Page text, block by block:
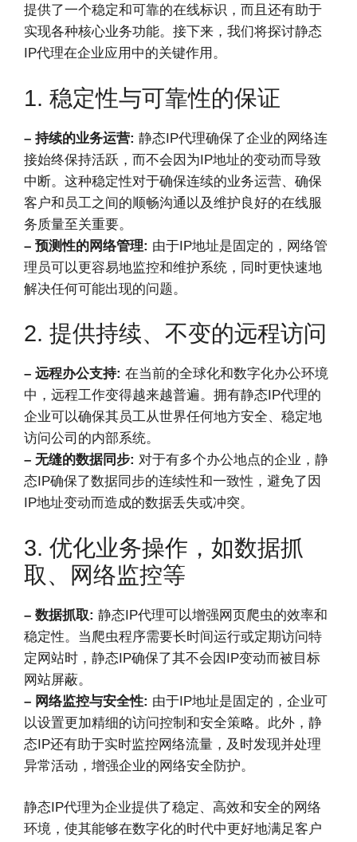
提供了一个稳定和可靠的在线标识，而且还有助于
实现各种核心业务功能。接下来，我们将探讨静态
IP代理在企业应用中的关键作用。
1. 稳定性与可靠性的保证
– 持续的业务运营: 静态IP代理确保了企业的网络连
接始终保持活跃，而不会因为IP地址的变动而导致
中断。这种稳定性对于确保连续的业务运营、确保
客户和员工之间的顺畅沟通以及维护良好的在线服
务质量至关重要。
– 预测性的网络管理: 由于IP地址是固定的，网络管
理员可以更容易地监控和维护系统，同时更快速地
解决任何可能出现的问题。
2. 提供持续、不变的远程访问
– 远程办公支持: 在当前的全球化和数字化办公环境
中，远程工作变得越来越普遍。拥有静态IP代理的
企业可以确保其员工从世界任何地方安全、稳定地
访问公司的内部系统。
– 无缝的数据同步: 对于有多个办公地点的企业，静
态IP确保了数据同步的连续性和一致性，避免了因
IP地址变动而造成的数据丢失或冲突。
3. 优化业务操作，如数据抓
取、网络监控等
– 数据抓取: 静态IP代理可以增强网页爬虫的效率和
稳定性。当爬虫程序需要长时间运行或定期访问特
定网站时，静态IP确保了其不会因IP变动而被目标
网站屏蔽。
– 网络监控与安全性: 由于IP地址是固定的，企业可
以设置更加精细的访问控制和安全策略。此外，静
态IP还有助于实时监控网络流量，及时发现并处理
异常活动，增强企业的网络安全防护。
静态IP代理为企业提供了稳定、高效和安全的网络
环境，使其能够在数字化的时代中更好地满足客户